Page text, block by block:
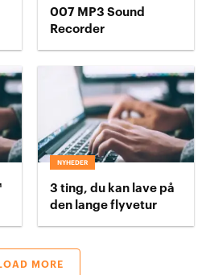
007 MP3 Sound
Recorder
NYHEDER
3 ting, du kan lave på
den lange flyvetur
LOAD MORE